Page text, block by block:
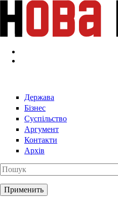
Перейти к основному содержанию
Держава
Бізнес
Суспільство
Аргумент
Контакти
Архів